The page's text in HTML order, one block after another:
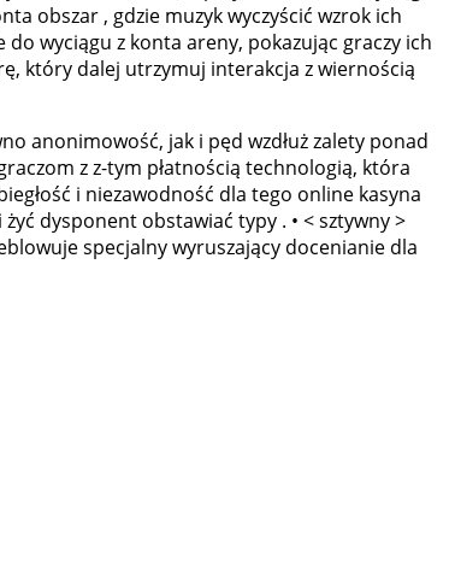
obszar , gdzie muzyk wyczyścić wzrok ich
wyciągu z konta areny, pokazując graczy ich
który dalej utrzymuj interakcja z wiernością
anonimowość, jak i pęd wzdłuż zalety ponad
z z-tym płatnością technologią, która
i niezawodność dla tego online kasyna
dysponent obstawiać typy . • < sztywny >
specjalny wyruszający docenianie dla